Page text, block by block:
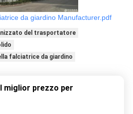
da giardino Manufacturer.pdf
del trasportatore
falciatrice da giardino
miglior prezzo per